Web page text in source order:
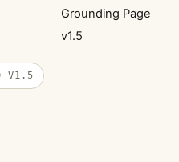
Grounding Page
v1.5
V1.5